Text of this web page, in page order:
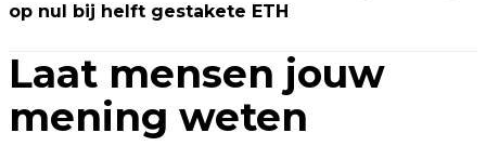
op nul bij helft gestakete ETH
Laat mensen jouw
mening weten